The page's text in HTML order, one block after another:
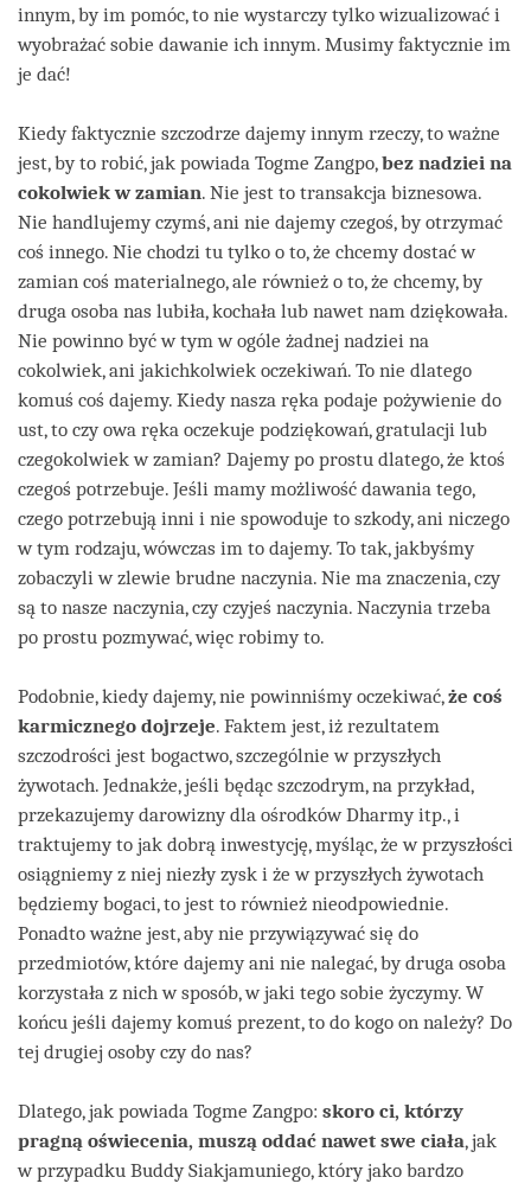
innym, by im pomóc, to nie wystarczy tylko wizualizować i
wyobrażać sobie dawanie ich innym. Musimy faktycznie im
je dać!
Kiedy faktycznie szczodrze dajemy innym rzeczy, to ważne
jest, by to robić, jak powiada Togme Zangpo,bez nadziei na
cokolwiek w zamian. Nie jest to transakcja biznesowa.
Nie handlujemy czymś, ani nie dajemy czegoś, by otrzymać
coś innego. Nie chodzi tu tylko o to, że chcemy dostać w
zamian coś materialnego, ale również o to, że chcemy, by
druga osoba nas lubiła, kochała lub nawet nam dziękowała.
Nie powinno być w tym w ogóle żadnej nadziei na
cokolwiek, ani jakichkolwiek oczekiwań. To nie dlatego
komuś coś dajemy. Kiedy nasza ręka podaje pożywienie do
ust, to czy owa ręka oczekuje podziękowań, gratulacji lub
czegokolwiek w zamian? Dajemy po prostu dlatego, że ktoś
czegoś potrzebuje. Jeśli mamy możliwość dawania tego,
czego potrzebują inni i nie spowoduje to szkody, ani niczego
w tym rodzaju, wówczas im to dajemy. To tak, jakbyśmy
zobaczyli w zlewie brudne naczynia. Nie ma znaczenia, czy
są to nasze naczynia, czy czyjeś naczynia. Naczynia trzeba
po prostu pozmywać, więc robimy to.
Podobnie, kiedy dajemy, nie powinniśmy oczekiwać,że coś
karmicznego dojrzeje. Faktem jest, iż rezultatem
szczodrości jest bogactwo, szczególnie w przyszłych
żywotach. Jednakże, jeśli będąc szczodrym, na przykład,
przekazujemy darowizny dla ośrodków Dharmy itp., i
traktujemy to jak dobrą inwestycję, myśląc, że w przyszłości
osiągniemy z niej niezły zysk i że w przyszłych żywotach
będziemy bogaci, to jest to również nieodpowiednie.
Ponadto ważne jest, aby nie przywiązywać się do
przedmiotów, które dajemy ani nie nalegać, by druga osoba
korzystała z nich w sposób, w jaki tego sobie życzymy. W
końcu jeśli dajemy komuś prezent, to do kogo on należy? Do
tej drugiej osoby czy do nas?
Dlatego, jak powiada Togme Zangpo: skoro ci, którzy
pragną oświecenia, muszą oddać nawet swe ciała, jak
w przypadku Buddy Siakjamuniego, który jako bardzo